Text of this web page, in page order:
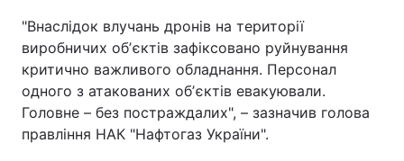
"Внаслідок влучань дронів на території
виробничих обʼєктів зафіксовано руйнування
критично важливого обладнання. Персонал
одного з атакованих обʼєктів евакуювали.
Головне – без постраждалих", – зазначив голова
правління НАК "Нафтогаз України".